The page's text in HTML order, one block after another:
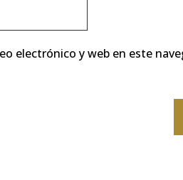
electrónico y web en este